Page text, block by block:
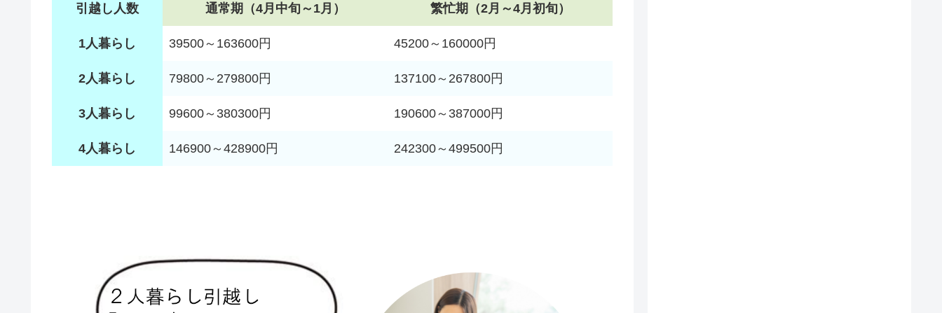
引越し人数 通常期（4月中旬～1月） 繁忙期（2月～4月初旬）
1人暮らし 39500～163600円 45200～160000円
2人暮らし 79800～279800円 137100～267800円
3人暮らし 99600～380300円 190600～387000円
4人暮らし 146900～428900円 242300～499500円